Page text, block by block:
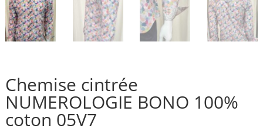
Chemise cintrée
NUMEROLOGIE BONO 100%
coton 05V7